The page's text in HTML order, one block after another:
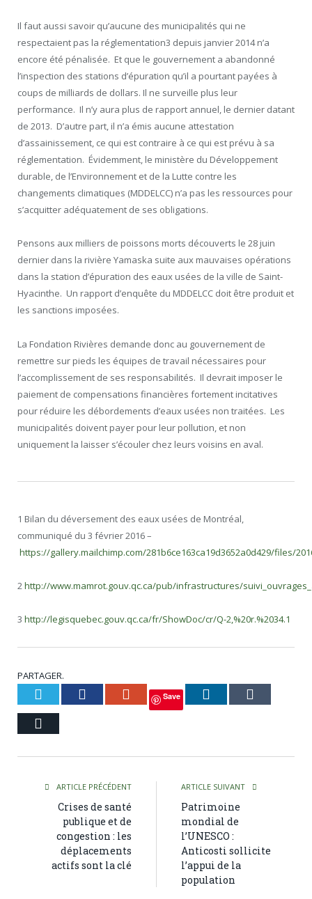
Il faut aussi savoir qu’aucune des municipalités qui ne
respectaient pas la réglementation3 depuis janvier 2014 n’a
encore été pénalisée. Et que le gouvernement a abandonné
l’inspection des stations d’épuration qu’il a pourtant payées à
coups de milliards de dollars. Il ne surveille plus leur
performance. Il n’y aura plus de rapport annuel, le dernier datant
de 2013. D’autre part, il n’a émis aucune attestation
d’assainissement, ce qui est contraire à ce qui est prévu à sa
réglementation. Évidemment, le ministère du Développement
durable, de l’Environnement et de la Lutte contre les
changements climatiques (MDDELCC) n’a pas les ressources pour
s’acquitter adéquatement de ses obligations.
Pensons aux milliers de poissons morts découverts le 28 juin
dernier dans la rivière Yamaska suite aux mauvaises opérations
dans la station d’épuration des eaux usées de la ville de Saint-
Hyacinthe. Un rapport d’enquête du MDDELCC doit être produit et
les sanctions imposées.
La Fondation Rivières demande donc au gouvernement de
remettre sur pieds les équipes de travail nécessaires pour
l’accomplissement de ses responsabilités. Il devrait imposer le
paiement de compensations financières fortement incitatives
pour réduire les débordements d’eaux usées non traitées. Les
municipalités doivent payer pour leur pollution, et non
uniquement la laisser s’écouler chez leurs voisins en aval.
1 Bilan du déversement des eaux usées de Montréal,
communiqué du 3 février 2016 –
https://gallery.mailchimp.com/281b6ce163ca19d3652a0d429/files/
2http://www.mamrot.gouv.qc.ca/pub/infrastructures/
3 http://legisquebec.gouv.qc.ca/fr/ShowDoc/cr/Q-2,%20r.%2034.1
PARTAGER.
Twitter Facebook Google+
Save LinkedIn
ARTICLE PRÉCÉDENT
Crises de santé
publique et de
congestion : les
déplacements
actifs sont la clé
ARTICLE SUIVANT
Patrimoine
mondial de
l’UNESCO :
Anticosti sollicite
l’appui de la
population